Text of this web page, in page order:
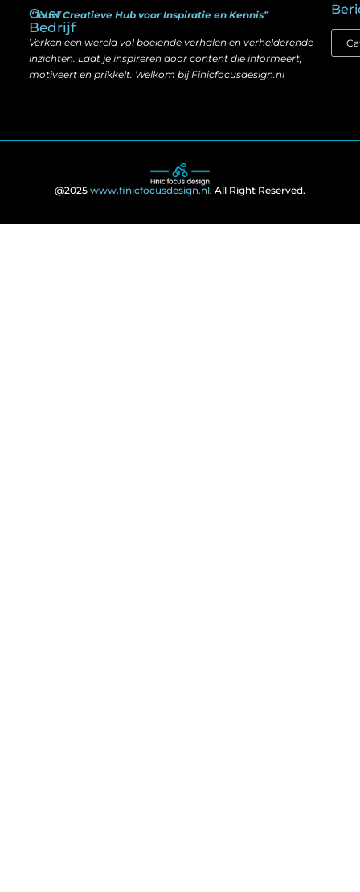
Over
Bedrijf
“Jouw Creatieve Hub voor Inspiratie en Kennis”
Verken een wereld vol boeiende verhalen en verhelderende
inzichten. Laat je inspireren door content die informeert,
motiveert en prikkelt. Welkom bij Finicfocusdesign.nl
@2025 www.finicfocusdesign.nl. All Right Reserved.